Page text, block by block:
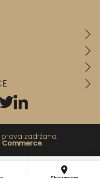
zadržana.
Commerce.
📍
Poseti salon